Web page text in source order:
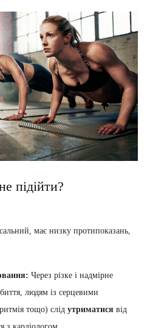
підійти?
має низку протипоказань,
Через різке і надмірне
людям із серцевими
тощо) слід утриматися від